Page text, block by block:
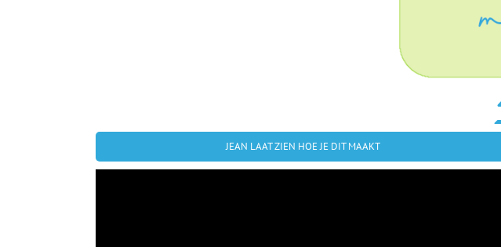
JEAN LAAT ZIEN HOE JE DIT MAAKT